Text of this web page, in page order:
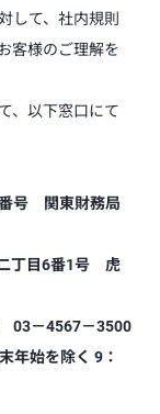
して、社内規則
客様のご理解を
、以下窓口にて
関東財務局
丁目6番1号 虎
03－4567－3500
年始を除く 9：